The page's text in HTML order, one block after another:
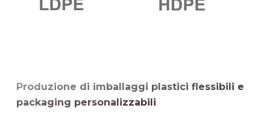
Produzione di imballaggi plastici flessibili e
packaging personalizzabili